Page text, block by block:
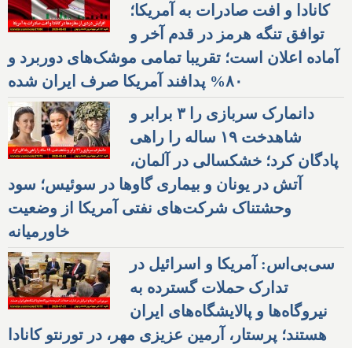
کانادا و افت صادرات به آمریکا؛
توافق تنگه هرمز در قدم آخر و
آماده اعلان است؛ تقریبا تمامی موشک‌های دوربرد و
۸۰% پدافند آمریکا صرف ایران شده
دانمارک سربازی را ۳ برابر و
شاهدخت ۱۹ ساله را راهی
پادگان کرد؛ خشکسالی در آلمان،
آتش در یونان و بیماری گاوها در سوئیس؛ سود
وحشتناک شرکت‌های نفتی آمریکا از وضعیت
خاورمیانه
سی‌بی‌اس: آمریکا و اسرائیل در
تدارک حملات گسترده به
نیروگاه‌ها و پالایشگاه‌های ایران
هستند؛ پرستار، آرمین عزیزی مهر، در تورنتو کانادا